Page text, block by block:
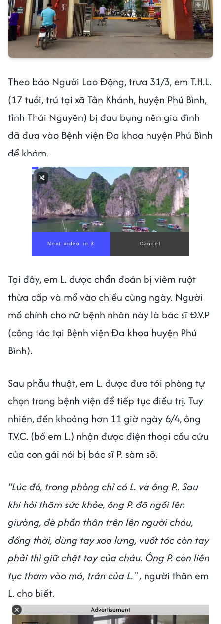
Theo báo Người Lao Động, trưa 31/3, em T.H.L.
(17 tuổi, trú tại xã Tân Khánh, huyện Phú Bình,
tỉnh Thái Nguyên) bị đau bụng nên gia đình
đã đưa vào Bệnh viện Đa khoa huyện Phú Bình
để khám.
Next video in 1 Cancel
Tại đây, em L. được chẩn đoán bị viêm ruột
thừa cấp và mổ vào chiều cùng ngày. Người
mổ chính cho nữ bệnh nhân này là bác sĩ Đ.V.P
(công tác tại Bệnh viện Đa khoa huyện Phú
Bình).
Sau phẫu thuật, em L. được đưa tới phòng tự
chọn trong bệnh viện để tiếp tục điều trị. Tuy
nhiên, đến khoảng hơn 11 giờ ngày 6/4, ông
T.V.C. (bố em L.) nhận được điện thoại cầu cứu
của con gái nói bị bác sĩ P. sàm sỡ.
"Lúc đó, trong phòng chỉ có L. và ông P.. Sau
khi hỏi thăm sức khỏe, ông P. đã ngồi lên
giường, đè phần thân trên lên người cháu,
đồng thời, dùng tay xoa lưng, vuốt tóc còn tay
phải thì giữ chặt tay của cháu. Ông P. còn liên
tục thơm vào má, trán của L." , người thân em
L. cho biết.
Advertisement